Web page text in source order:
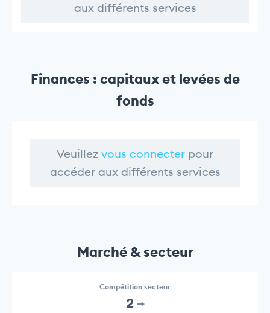
aux différents services
Finances : capitaux et levées de
fonds
Veuillez vous connecter pour
accéder aux différents services
Marché & secteur
Compétition secteur
2